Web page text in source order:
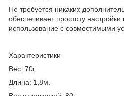
Не требуется никаких
обеспечивает простоту
использование с совместимыми
Характеристики
Вес: 70г.
Длина: 1,8м.